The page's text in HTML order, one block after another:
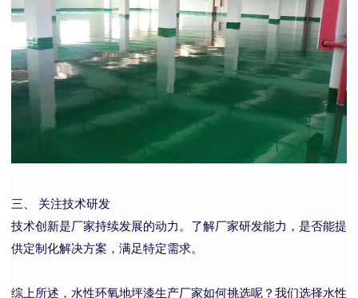
三、 关注技术研发
技术创新是厂家持续发展的动力。了解厂家研发能力，是否能提
供定制化解决方案，满足特定需求。
综上所述 ，水性环氧地坪漆生产厂家如何挑选呢？我们选择水性